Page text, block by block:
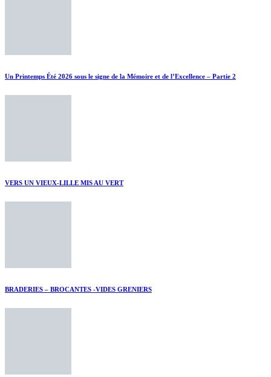
Un Printemps Été 2026 sous le signe de la Mémoire et de l’Excellence – Partie 2
VERS UN VIEUX-LILLE MIS AU VERT
BRADERIES – BROCANTES -VIDES GRENIERS